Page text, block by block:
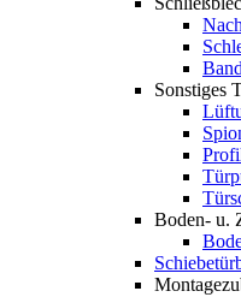
Sonstiges
Boden- u.